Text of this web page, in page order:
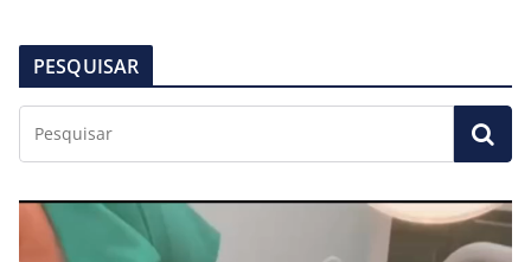
PESQUISAR